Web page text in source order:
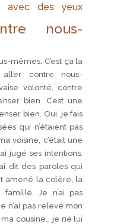
avec des yeux
nous-
mêmes. C’est ça la
aller contre nous-
volonté, contre
bien. C’est une
bien. Oui, je fais
qui n’étaient pas
voisine, c’était une
jugé ses intentions.
dit des paroles qui
amené la colère, la
Je n’ai pas
n’ai pas relevé mon
cousine… je ne lui